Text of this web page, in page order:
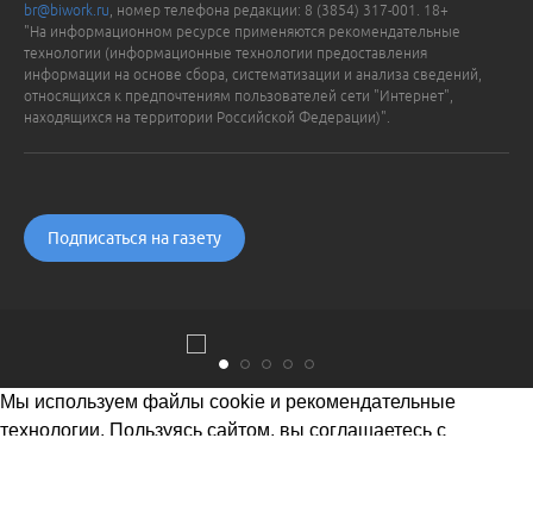
br@biwork.ru , номер телефона редакции: 8 (3854) 317-001. 18+
"На информационном ресурсе применяются рекомендательные
технологии (информационные технологии предоставления
информации на основе сбора, систематизации и анализа сведений,
относящихся к предпочтениям пользователей сети "Интернет",
находящихся на территории Российской Федерации)".
Подписаться на газету
Мы используем файлы cookie и рекомендательные
технологии. Пользуясь сайтом, вы соглашаетесь с